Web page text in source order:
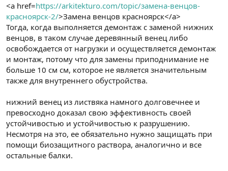
<a href=https://arkitekturo.com/topic/замена-венцов-
красноярск-2/>Замена венцов красноярск</a>
Тогда, когда выполняется демонтаж с заменой нижних
венцов, в таком случае деревянный венец либо
освобождается от нагрузки и осуществляется демонтаж
и монтаж, потому что для замены приподнимание не
больше 10 см см, которое не является значительным
также для внутреннего обустройства.
нижний венец из листвяка намного долговечнее и
превосходно доказал свою эффективность своей
устойчивостью и устойчивостью к разрушению.
Несмотря на это, ее обязательно нужно защищать при
помощи биозащитного раствора, аналогично и все
остальные балки.